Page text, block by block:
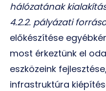
hálózatának
4.2.2. pályázati
előkészítése
most érkeztünk el
eszközeink
infrastruktúra